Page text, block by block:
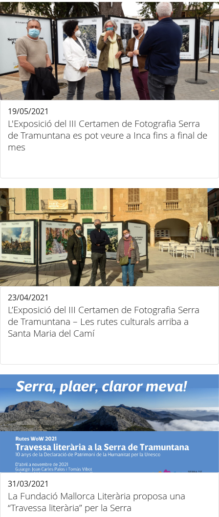
L'Exposició del III Certamen de Fotografia Serra
de Tramuntana es pot veure a Inca fins a final de
mes
19/05/2021
L’Exposició del III Certamen de Fotografia Serra
de Tramuntana – Les rutes culturals arriba a
Santa Maria del Camí
23/04/2021
La Fundació Mallorca Literària proposa una
“Travessa literària” per la Serra
31/03/2021